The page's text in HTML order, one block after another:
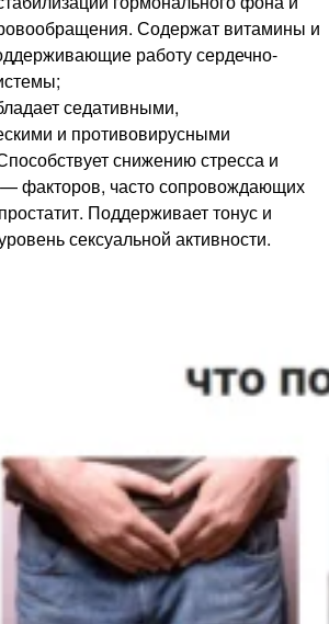
Содержат витамины и
работу сердечно-
седативными,
и противовирусными
снижению стресса и
факторов, часто сопровождающих
Поддерживает тонус и
сексуальной активности.